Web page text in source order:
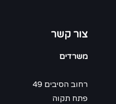
צור קשר
משרדים
רחוב הסיבים 49
פתח תקוה